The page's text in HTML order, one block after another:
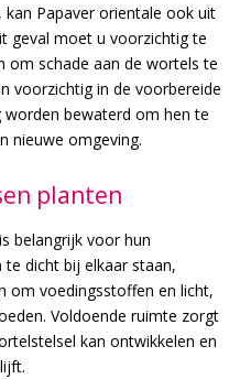
Papaver orientale ook uit
geval moet u voorzichtig te
om schade aan de wortels te
voorzichtig in de voorbereide
bewaterd om hen te
nieuwe omgeving.
planten
belangrijk voor hun
te dicht bij elkaar staan,
om voedingsstoffen en licht,
Voldoende ruimte zorgt
kan ontwikkelen en